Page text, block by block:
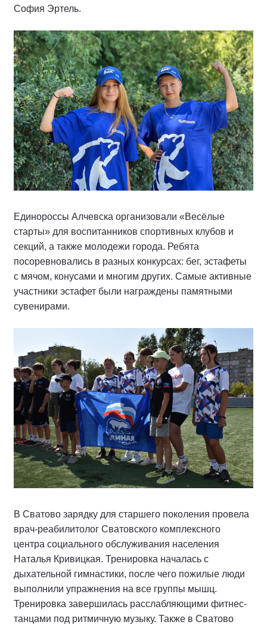
София Эртель.
Единороссы Алчевска организовали «Весёлые
старты» для воспитанников спортивных клубов и
секций, а также молодежи города. Ребята
посоревновались в разных конкурсах: бег, эстафеты
с мячом, конусами и многим других. Самые активные
участники эстафет были награждены памятными
сувенирами.
В Сватово зарядку для старшего поколения провела
врач-реабилитолог Сватовского комплексного
центра социального обслуживания населения
Наталья Кривицкая. Тренировка началась с
дыхательной гимнастики, после чего пожилые люди
выполнили упражнения на все группы мышц.
Тренировка завершилась расслабляющими фитнес-
танцами под ритмичную музыку. Также в Сватово